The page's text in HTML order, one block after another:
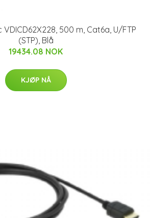
500 m, Cat6a, U/FTP
(STP), Blå
19434.08 NOK
KJØP NÅ